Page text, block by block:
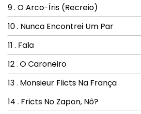
9 . O Arco-Íris (Recreio)
10 . Nunca Encontrei Um Par
11 . Fala
12 . O Caroneiro
13 . Monsieur Flicts Na França
14 . Fricts No Zapon, Nô?